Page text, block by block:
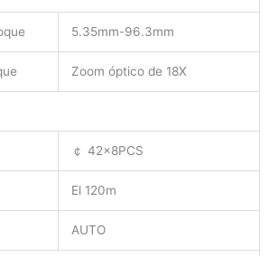
5.35mm-96.3mm
Zoom óptico de 18X
￠ 42x8PCS
El 120m
AUTO